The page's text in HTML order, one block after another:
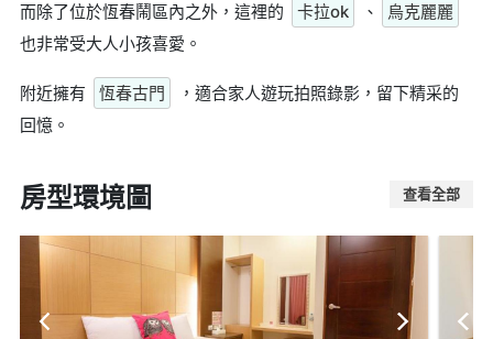
而除了位於恆春鬧區內之外，這裡的 卡拉ok 、
烏克麗麗
也非常受大人小孩喜愛。
附近擁有 恆春古門
，適合家人遊玩拍照錄影，留下精采的
回憶。
房型環境圖 查看全部